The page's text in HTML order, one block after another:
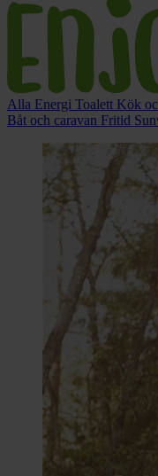
Alla Energi Toalett Kök
Båt och caravan Fritid